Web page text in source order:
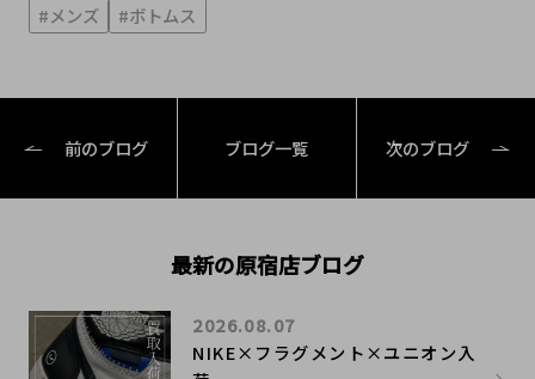
#メンズ #ボトムス
前のブログ ブログ一覧 次のブログ
最新の原宿店ブログ
NIKE×フラグメント×ユニオン入
2026.08.07